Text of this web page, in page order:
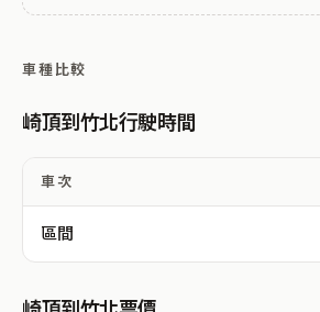
車種比較
崎頂到竹北行駛時間
車次
區間